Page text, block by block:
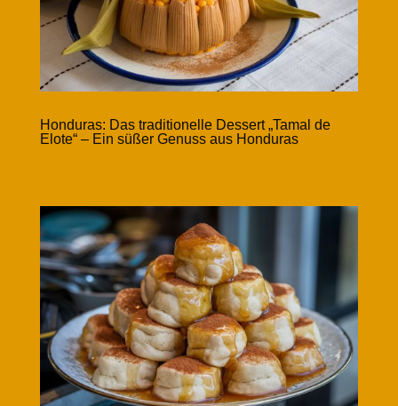
Honduras: Das traditionelle Dessert „Tamal de
Elote“ – Ein süßer Genuss aus Honduras